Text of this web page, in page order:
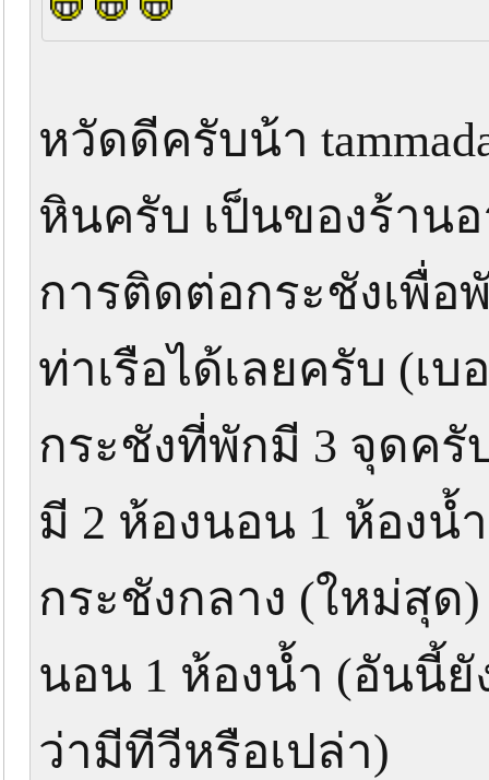
หวัดดีครับน้า
หินครับ เป็นของร้าน
การติดต่อกระชังเพื่อ
ท่าเรือได้เลยครับ (เ
กระชังที่พักมี 3 จุดครั
มี 2 ห้องนอน 1 ห้องน้
กระชังกลาง (ใหม่สุด
นอน 1 ห้องน้ำ (อันนี้ยั
ว่ามีทีวีหรือเปล่า)